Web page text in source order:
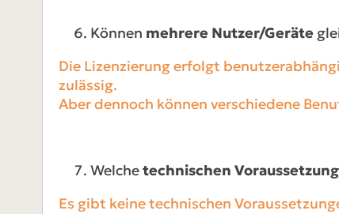
Können mehrere Nutzer/Geräte
Die Lizenzierung erfolgt
zulässig.
Aber dennoch können verschiedene
Welchetechnischen
Es gibt keine technischen